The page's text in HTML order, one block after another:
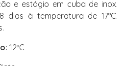
e estágio em cuba de inox.
dias à temperatura de 17°C.
12ºC